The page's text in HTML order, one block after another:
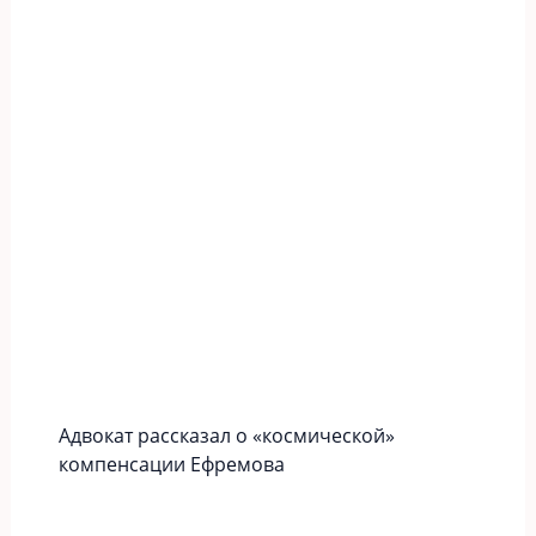
Адвокат рассказал о «космической»
компенсации Ефремова